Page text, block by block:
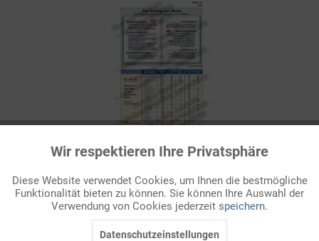
Infografik Nr. 714111
Institutionelle Neuregelungen zur Vorbereitung auf eine EU mit
27 Mitgliedern
Funktionale Aktiv
Marketing Inaktiv
Wir respektieren Ihre Privatsphäre
Diese Website verwendet Cookies, um Ihnen die bestmögliche
Funktionalität bieten zu können. Sie können Ihre Auswahl der
Verwendung von Cookies jederzeit speichern.
Datenschutzeinstellungen